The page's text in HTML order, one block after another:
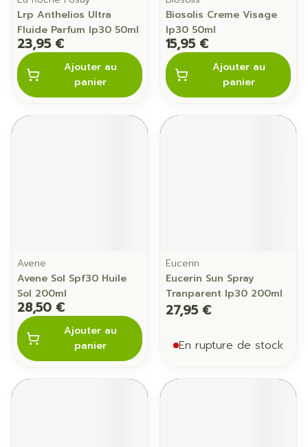
Lrp Anthelios Ultra
Fluide Parfum Ip30 50ml
23,95 €
Ajouter au
panier
Biosolis Creme Visage
Ip30 50ml
15,95 €
Ajouter au
panier
Avene
Avene Sol Spf30 Huile
Sol 200ml
28,50 €
Ajouter au
panier
Eucerin
Eucerin Sun Spray
Tranparent Ip30 200ml
27,95 €
En rupture de stock